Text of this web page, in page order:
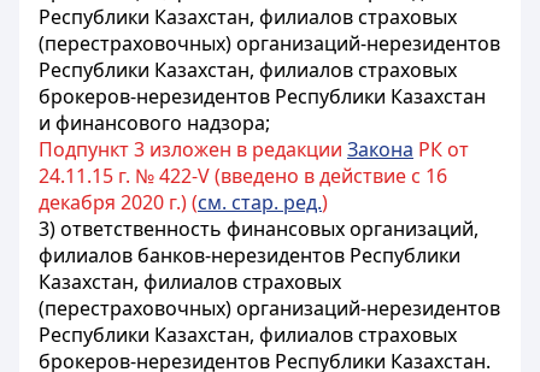
Республики Казахстан, филиалов страховых
(перестраховочных) организаций-нерезидентов
Республики Казахстан, филиалов страховых
брокеров-нерезидентов Республики Казахстан
и финансового надзора;
Подпункт 3 изложен в редакции Закона РК от
24.11.15 г. № 422-V (введено в действие с 16
декабря 2020 г.) (см. стар. ред.)
3)ответственность финансовых организаций,
филиалов банков-нерезидентов Республики
Казахстан, филиалов страховых
(перестраховочных) организаций-нерезидентов
Республики Казахстан, филиалов страховых
брокеров-нерезидентов Республики Казахстан.